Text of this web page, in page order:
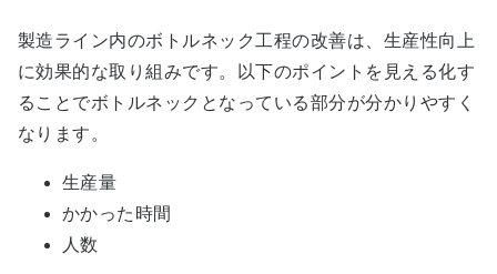
製造ライン内のボトルネック工程の改善は、生産性向上
に効果的な取り組みです。以下のポイントを見える化す
ることでボトルネックとなっている部分が分かりやすく
なります。
生産量
かかった時間
人数